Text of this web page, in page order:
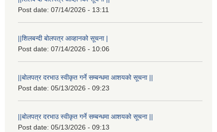
Post date: 07/14/2026 - 13:11
||शिलबन्दी बोलपत्र आव्हानको सूचना |
Post date: 07/14/2026 - 10:06
||बोलपत्र दरभाउ स्वीकृत गर्ने सम्बन्धमा आशयको सूचना ||
Post date: 05/13/2026 - 09:23
||बोलपत्र दरभाउ स्वीकृत गर्ने सम्बन्धमा आशयको सूचना ||
Post date: 05/13/2026 - 09:13